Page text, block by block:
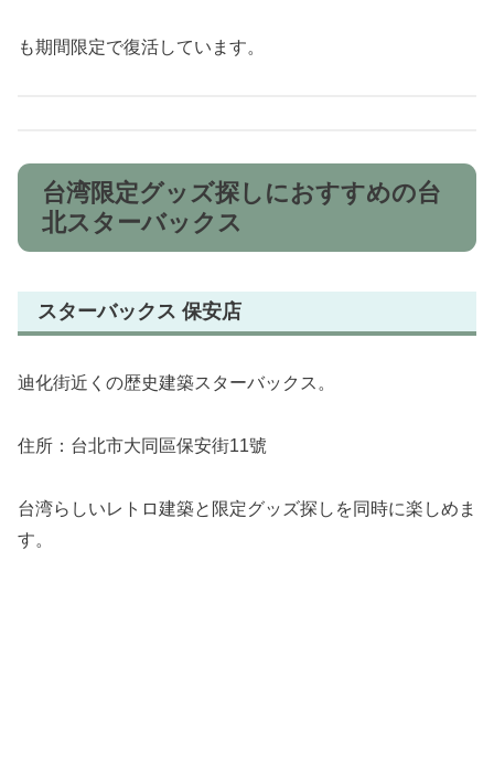
も期間限定で復活しています。
台湾限定グッズ探しにおすすめの台
北スターバックス
スターバックス 保安店
迪化街近くの歴史建築スターバックス。
住所：台北市大同區保安街11號
台湾らしいレトロ建築と限定グッズ探しを同時に楽しめま
す。